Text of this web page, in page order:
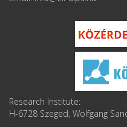
Research Institute:
H-6728 Szeged, Wolfgang